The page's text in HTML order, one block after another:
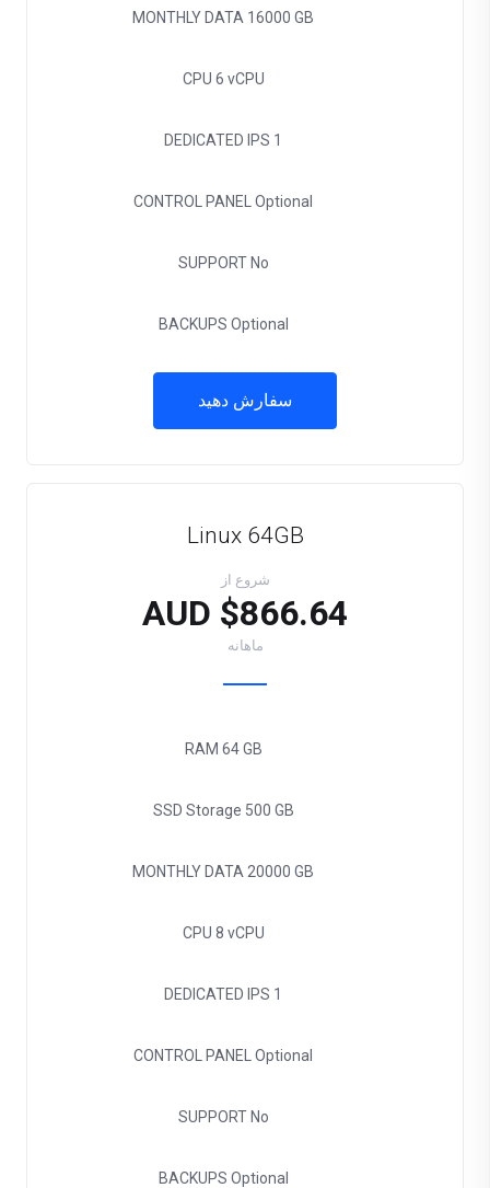
MONTHLY DATA 16000 GB
CPU 6 vCPU
DEDICATED IPS 1
CONTROL PANEL Optional
SUPPORTNo
BACKUPS Optional
سفارش دهید
Linux 64GB
شروع از
$866.64 AUD
ماهانه
RAM 64 GB
SSD Storage 500 GB
MONTHLY DATA 20000 GB
CPU 8 vCPU
DEDICATED IPS 1
CONTROL PANEL Optional
SUPPORTNo
BACKUPS Optional